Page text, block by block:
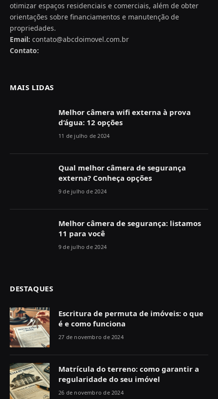
otimizar espaços residenciais e comerciais, além de obter
orientações sobre financiamentos e manutenção de
propriedades.
Email: contato@abcdoimovel.com.br
Contato:
MAIS LIDAS
Melhor câmera wifi externa à prova
d’água: 12 opções
11 de julho de 2024
Qual melhor câmera de segurança
externa? Conheça opções
9 de julho de 2024
Melhor câmera de segurança: listamos
11 para você
9 de julho de 2024
DESTAQUES
Escritura de permuta de imóveis: o que
é e como funciona
27 de novembro de 2024
Matrícula do terreno: como garantir a
regularidade do seu imóvel
26 de novembro de 2024